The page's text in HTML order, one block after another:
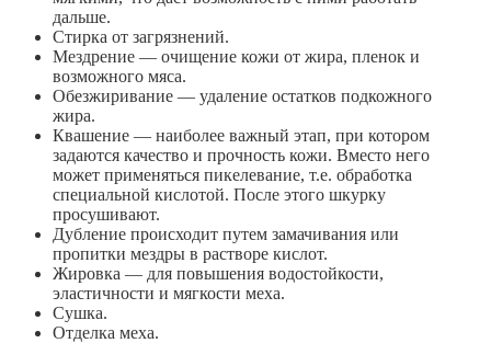
дальше.
Стирка от загрязнений.
Мездрение — очищение кожи от жира, пленок и
возможного мяса.
Обезжиривание — удаление остатков подкожного
жира.
Квашение — наиболее важный этап, при котором
задаются качество и прочность кожи. Вместо него
может применяться пикелевание, т.е. обработка
специальной кислотой. После этого шкурку
просушивают.
Дубление происходит путем замачивания или
пропитки мездры в растворе кислот.
Жировка — для повышения водостойкости,
эластичности и мягкости меха.
Сушка.
Отделка меха.